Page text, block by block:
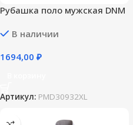
Рубашка поло мужская DNM
В наличии
1694,00 ₽
Артикул: PMD30932XL